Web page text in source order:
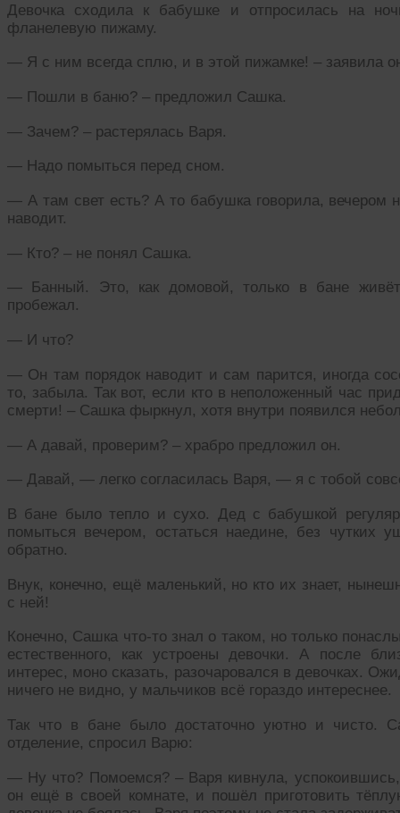
Девочка сходила к бабушке и отпросилась на
фланелевую пижаму.
— Я с ним всегда сплю, и в этой пижамке! – заявила
— Пошли в баню? – предложил Сашка.
— Зачем? – растерялась Варя.
— Надо помыться перед сном.
— А там свет есть? А то бабушка говорила, вечером
наводит.
— Кто? – не понял Сашка.
— Банный. Это, как домовой, только в бане
пробежал.
— И что?
— Он там порядок наводит и сам парится, иногда
то, забыла. Так вот, если кто в неположенный час
смерти! – Сашка фыркнул, хотя внутри появился
— А давай, проверим? – храбро предложил он.
— Давай, — легко согласилась Варя, — я с тобой
В бане было тепло и сухо. Дед с бабушкой
помыться вечером, остаться наедине, без чутких
обратно.
Внук, конечно, ещё маленький, но кто их знает,
с ней!
Конечно, Сашка что-то знал о таком, но только
естественного, как устроены девочки. А после
интерес, моно сказать, разочаровался в девочках.
ничего не видно, у мальчиков всё гораздо интереснее.
Так что в бане было достаточно уютно и чисто.
отделение, спросил Варю:
— Ну что? Помоемся? – Варя кивнула,
он ещё в своей комнате, и пошёл приготовить